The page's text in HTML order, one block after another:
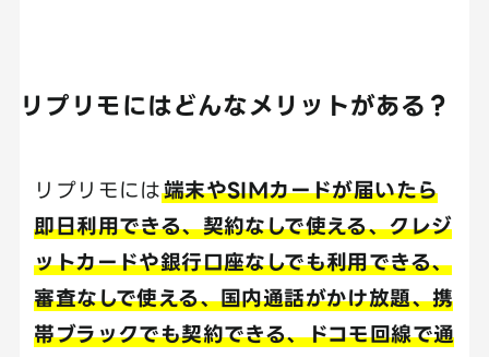
リプリモにはどんなメリットがある？
リプリモには端末やSIMカードが届いたら
即日利用できる、契約なしで使える、クレジ
ットカードや銀行口座なしでも利用できる、
審査なしで使える、国内通話がかけ放題、携
帯ブラックでも契約できる、ドコモ回線で通